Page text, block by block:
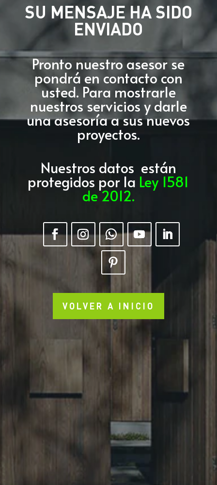
SU MENSAJE HA SIDO
ENVIADO
Pronto nuestro asesor se
pondrá en contacto con
usted. Para mostrarle
nuestros servicios y darle
una asesoría a sus nuevos
proyectos.
Nuestros datos están
protegidos por la Ley 1581
de 2012.
VOLVER A INICIO